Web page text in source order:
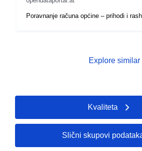
Poravnanje računa općine – prihodi i
Explore similar
Kvaliteta
Slični skupovi